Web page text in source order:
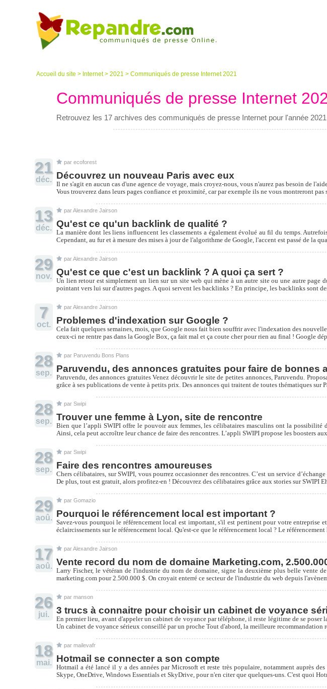
Accueil du site > Internet> 2021 > Communiqués de presse Internet 2021
Communiqués de presse Internet
Retrouvez les 17 archives des communiqués de presse Internet pour l'année 2021
21
déc.
par ecoforest
Découvrez un nouveau Paris avec eux
Il ne s'agit en aucun cas d'une agence de voyage, mais croyez-nous, vous n'aurez pas besoin de
Vous trouverez dans leurs pages confiance et proximité, car par exemple ils ne vous montreront
13
déc.
par Alexandre Jairson
Qu'est ce qu'un backlink de qualité ?
La manière dont les liens influencent les classements a également évolué au fil du temps.
Cependant, au fur et à mesure des mises à jour de l'algorithme de Google, l'accent est passé de la
29
nov.
par Alexandre Jairson
Qu'est ce que c'est un backlink ? A quoi ça sert ?
Un lien retour est simplement un lien sur un site web qui mène à un autre site ou une autre
pointant vers lui sur d'autres pages. A quoi servent les backlinks ? En principe, les backlinks sont
7
oct.
par Alexandre Jairson
Problemes d'indexation sur Google ?
Cela fait quelques semaines, mois, que Google nous fait bien souffrir avec l'indexation des
ceux-ci ne rentre pas dans la Google Box, ça fait mal et ça coute cher pour rien au final ! Google
28
sep.
par Paruvendu Bons Plans
Paruvendu, des annonces gratuites pour faire de bonnes
Paruvendu, des annonces gratuites Venez découvrir le site de petites annonces, Paruvendu.
grâce à ses publications de vente à petits prix. Des annonces qui traitent de toutes thématiques
28
sep.
par Swipi
Trouver une femme à Lyon, site de rencontre
Bien que l’appli SWIPI offre le pouvoir aux femmes, les célibataires masculins ont la possibilité
Ainsi, cela peut accroître leur chance de faire des rencontres. L’appli SWIPI propose les boosters
28
sep.
par Swipi
Faire des rencontres amoureuses
Chers célibataires, sur SWIPI, vous pourrez occasionner des rencontres. C’est un service
De plus, tout est gratuit, alors profitez-en ! Découvrez des célibataires grâce aux stories sur
29
aoû.
par Gomazio
Pourquoi le référencement local est important ?
Savez-vous pourquoi le référencement local est important, s'il est pertinent pour votre entreprise
éclaircissements sur le référencement local. Qu'est-ce que le référencement local ? Le
17
aoû.
par Alexandre Jairson
Vente record du nom de domaine Marketing.com,
Larry Fischer, le vétéran de l'industrie du nom de domaine, signe la deuxième plus belle vente
marketing.com pour 2.500.000 $. On croyait enterré ce secteur de l'industrie du web depuis
26
jui.
par manson
3 trucs à connaitre pour choisir un cabinet de voyance
En premier lieu, avant d'appeler un cabinet de voyance par téléphone, il reste légitime de se
Un cabinet de voyance sérieux conseillé par un proche Tout d'abord, la meilleure
18
mai.
par mailevafr
Hotmail se connecter a son compte
Hotmail a été lancé il y a des années par Microsoft et reste très populaire, notamment auprès
Skype, OneDrive, Windows Essentials et SkyDrive, pour n'en citer que quelques-uns. C'est quoi